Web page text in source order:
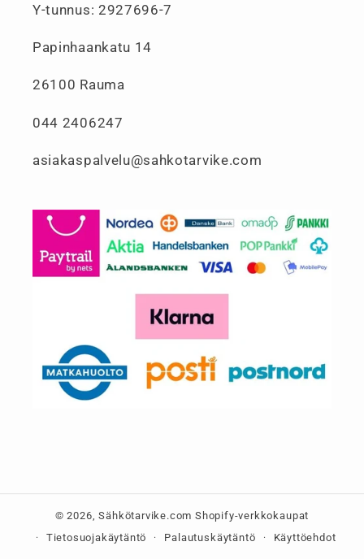
Y-tunnus: 2927696-7
Papinhaankatu 14
26100 Rauma
044 2406247
asiakaspalvelu@sahkotarvike.com
© 2026,Sähkötarvike.com Shopify-verkkokaupat
Tietosuojakäytäntö
Palautuskäytäntö Käyttöehdot